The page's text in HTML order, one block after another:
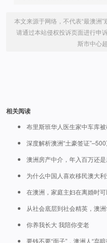
本文来源于网络，不代表“最澳洲
请通过本站侵权投诉页面进行申
斯市中心
相关阅读
布里斯班华人医生家中车库
深度解析澳洲“土豪签证
澳洲房产中介，年入百万还是
为什么中国人喜欢移民澳大
在澳洲，家庭主妇在离婚时
从社会底层到社会精英，澳
你养我长大 我陪你变老
要钱不要“面子”，澳洲人“弃